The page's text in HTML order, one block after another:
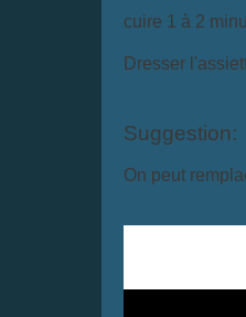
cuire 1 à 2
Dresser
Suggestion:
On peut